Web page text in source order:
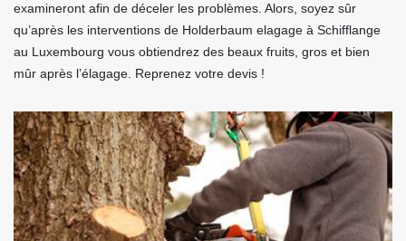
examineront afin de déceler les problèmes. Alors, soyez sûr
qu’après les interventions de Holderbaum elagage à Schifflange
au Luxembourg vous obtiendrez des beaux fruits, gros et bien
mûr après l’élagage. Reprenez votre devis !